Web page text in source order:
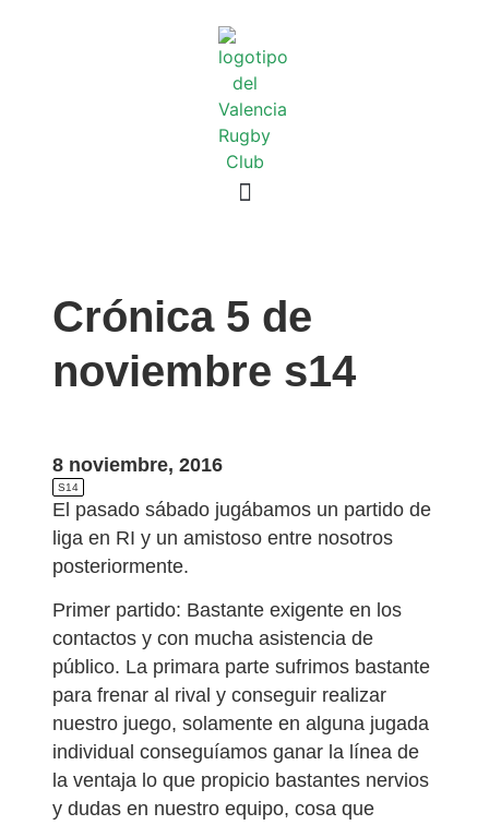
Crónica 5 de
noviembre s14
8 noviembre, 2016
S14
El pasado sábado jugábamos un partido de
liga en RI y un amistoso entre nosotros
posteriormente.
Primer partido: Bastante exigente en los
contactos y con mucha asistencia de
público. La primara parte sufrimos bastante
para frenar al rival y conseguir realizar
nuestro juego, solamente en alguna jugada
individual conseguíamos ganar la línea de
la ventaja lo que propicio bastantes nervios
y dudas en nuestro equipo, cosa que